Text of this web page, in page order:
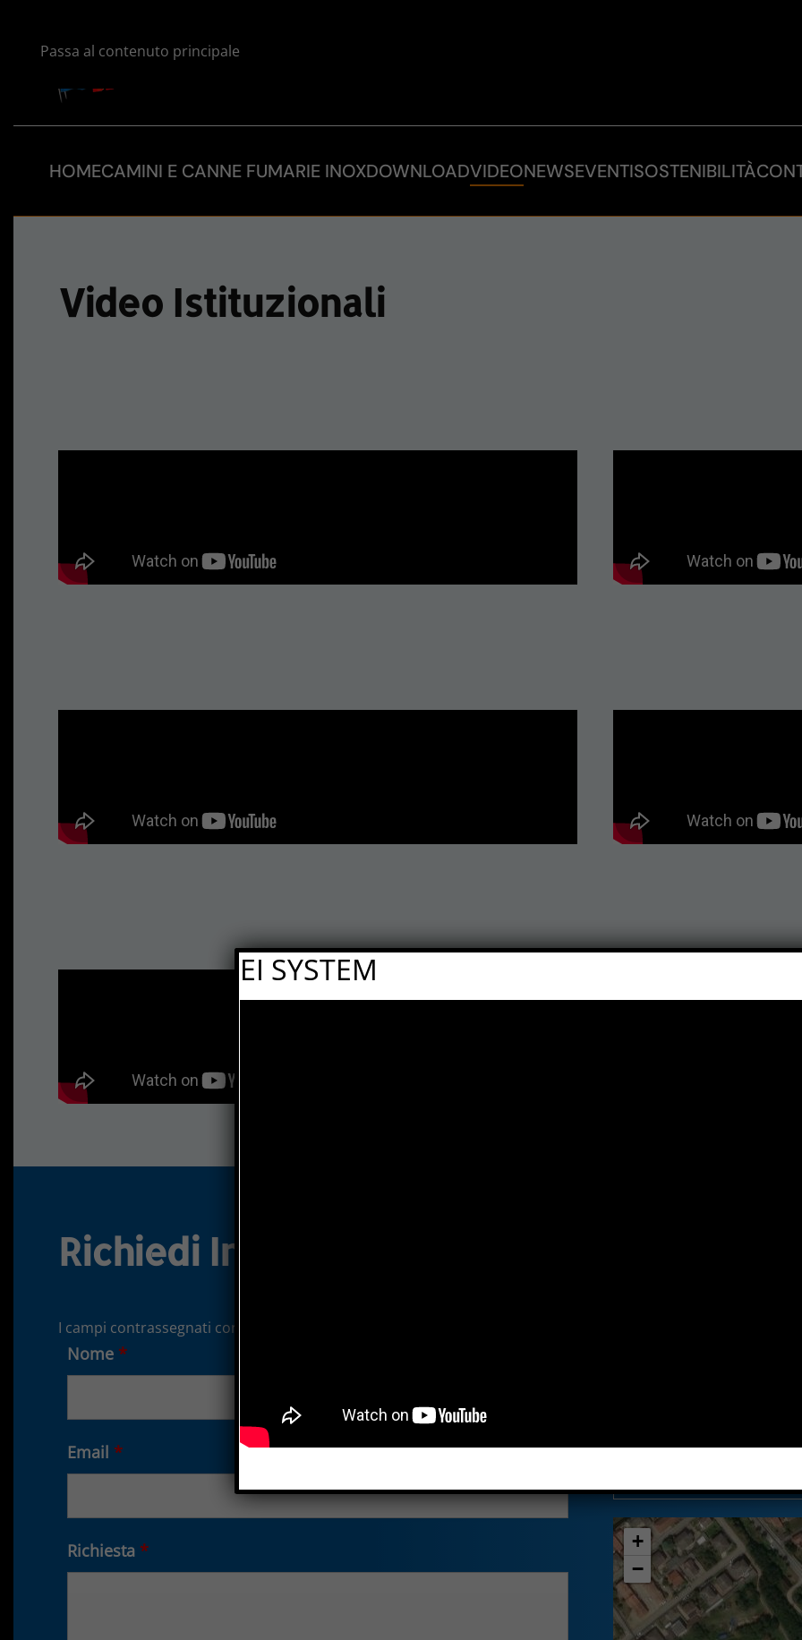
Passa al contenuto principale
HOMECAMINI E CANNE FUMARIE INOXDOWNLOADVIDEONEWSEVENTISOSTENIBILITÀ
Video Istituzionali
Richiedi Informazioni
I campi contrassegnati con
Nome *
Email *
Richiesta *
27020 - Borgo
+
−
EI SYSTEM